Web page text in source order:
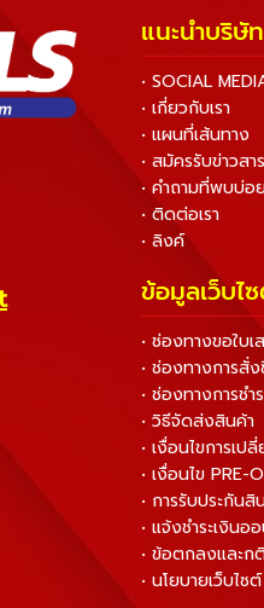
แนะนำบริษัท
• SOCIAL
• เกี่ยวกับเรา
• แผนที่เส้นทาง
• สมัครรับข่าวสาร
• คำถามที่พบบ่อ
• ติดต่อเรา
• ลิงค์
ข้อมูลเว็บไ
• ช่องทางขอใบเ
• ช่องทางการสั่
• ช่องทางการชำ
• วิธีจัดส่งสินค้า
• เงื่อนไขการเ
• เงื่อนไข PRE-
• การรับประกันสิ
• แจ้งชำระเงินอ
• ข้อตกลงและก
• นโยบายเว็บไซต์